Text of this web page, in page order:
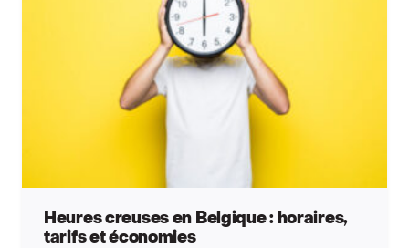
Heures creuses en Belgique : horaires,
tarifs et économies